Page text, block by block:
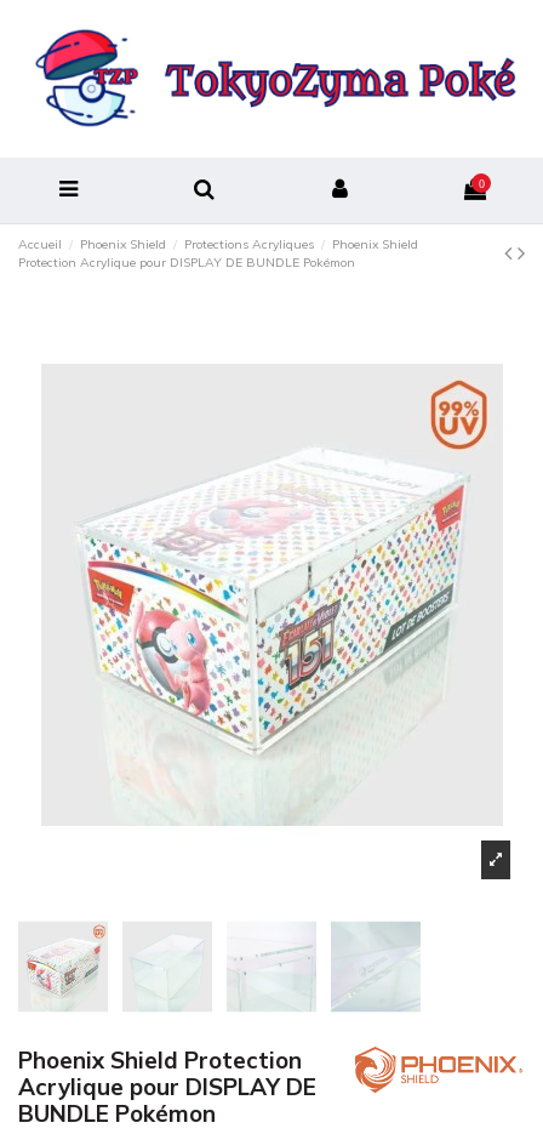
0
Accueil Phoenix Shield Protections Acryliques
Phoenix Shield
Protection Acrylique pour DISPLAY DE BUNDLE Pokémon
Phoenix Shield Protection
Acrylique pour DISPLAY DE
BUNDLE Pokémon